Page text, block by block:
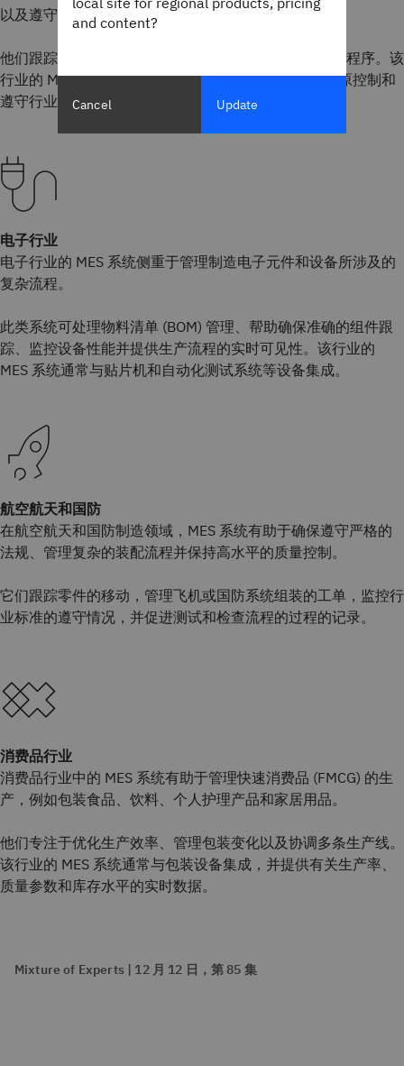
以及遵守食品安全法规等复杂问题。
他们跟踪配料、管理配方、监控生产率并执行质量控制程序。该
行业的 MES 系统还可能包括管理批次可追溯性、过敏原控制和
遵守行业特定标准的功能。
电子行业
电子行业的 MES 系统侧重于管理制造电子元件和设备所涉及的
复杂流程。
此类系统可处理物料清单 (BOM) 管理、帮助确保准确的组件跟
踪、监控设备性能并提供生产流程的实时可见性。该行业的
MES 系统通常与贴片机和自动化测试系统等设备集成。
航空航天和国防
在航空航天和国防制造领域，MES 系统有助于确保遵守严格的
法规、管理复杂的装配流程并保持高水平的质量控制。
它们跟踪零件的移动，管理飞机或国防系统组装的工单，监控行
业标准的遵守情况，并促进测试和检查流程的过程的记录。
消费品行业
消费品行业中的 MES 系统有助于管理快速消费品 (FMCG) 的生
产，例如包装食品、饮料、个人护理产品和家居用品。
他们专注于优化生产效率、管理包装变化以及协调多条生产线。
该行业的 MES 系统通常与包装设备集成，并提供有关生产率、
质量参数和库存水平的实时数据。
Mixture of Experts | 12 月 12 日，第 85 集
and content?
Cancel Update